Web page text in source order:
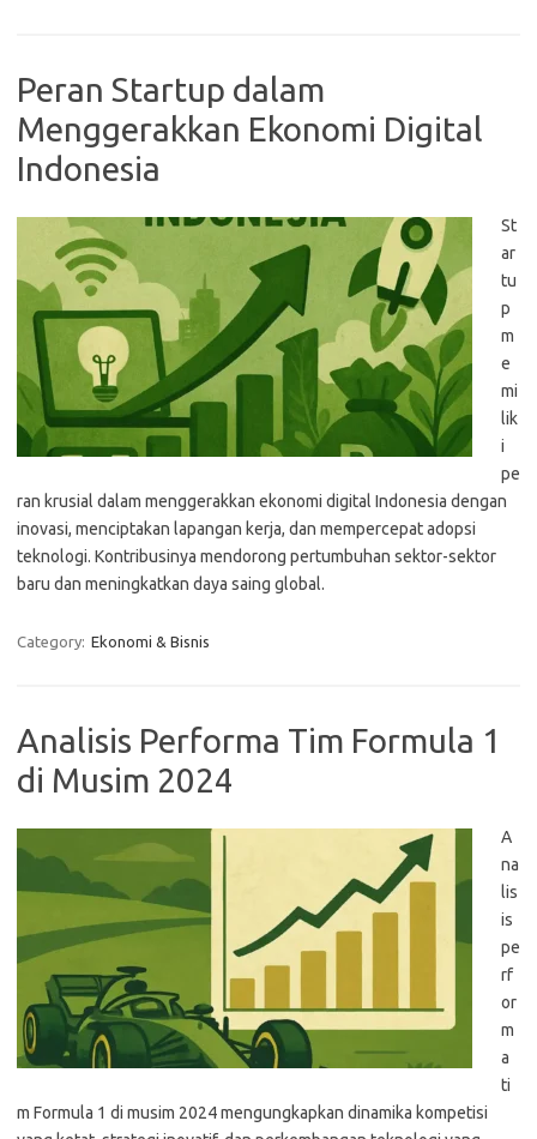
Peran Startup dalam
Menggerakkan Ekonomi Digital
Indonesia
St
ar
tu
p
m
e
mi
lik
i
pe
ran krusial dalam menggerakkan ekonomi digital Indonesia dengan
inovasi, menciptakan lapangan kerja, dan mempercepat adopsi
teknologi. Kontribusinya mendorong pertumbuhan sektor-sektor
baru dan meningkatkan daya saing global.
Category: Ekonomi & Bisnis
Analisis Performa Tim Formula 1
di Musim 2024
A
na
lis
is
pe
rf
or
m
a
ti
m Formula 1 di musim 2024 mengungkapkan dinamika kompetisi